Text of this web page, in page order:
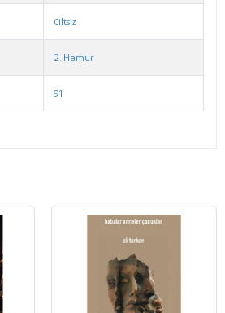
Ciltsiz
2. Hamur
91